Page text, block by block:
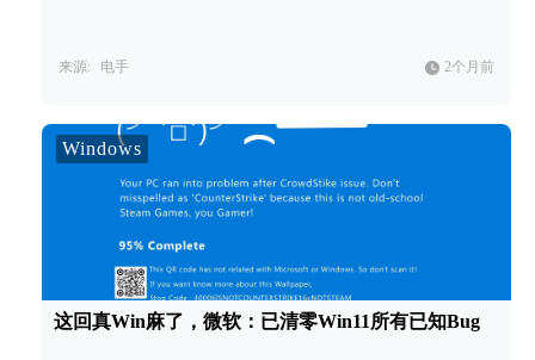
来源: 电手 2个月前
Windows
这回真Win麻了，微软：已清零Win11所有已知Bug